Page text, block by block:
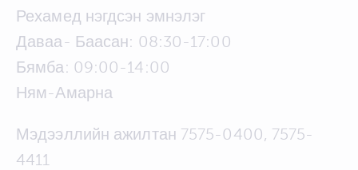
Рехамед нэгдсэн эмнэлэг
Даваа- Баасан: 08:30-17:00
Бямба: 09:00-14:00
Ням-Амарна
Мэдээллийн ажилтан 7575-0400, 7575-
4411